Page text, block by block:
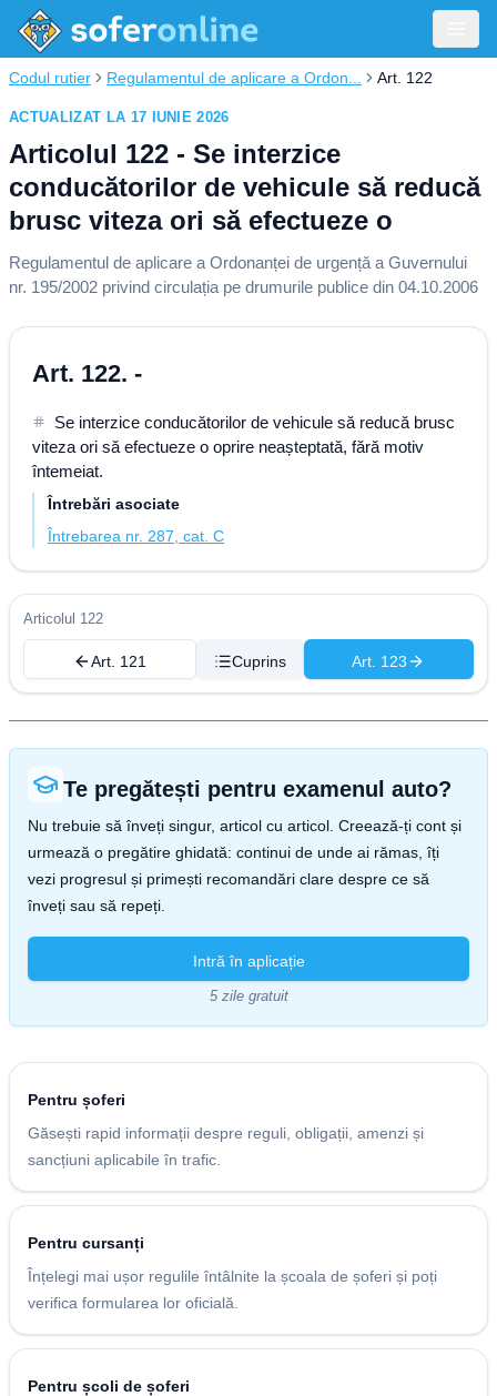
Codul rutier Regulamentul de aplicare a Ordon... Art. 122
ACTUALIZAT LA 17 IUNIE 2026
Articolul 122 - Se interzice
conducătorilor de vehicule să reducă
brusc viteza ori să efectueze o
Regulamentul de aplicare a Ordonanței de urgență a Guvernului
nr. 195/2002 privind circulația pe drumurile publice din 04.10.2006
Art. 122. -
Se interzice conducătorilor de vehicule să reducă brusc
viteza ori să efectueze o oprire neașteptată, fără motiv
întemeiat.
Întrebări asociate
Întrebarea nr. 287, cat. C
Articolul 122
Art. 121 Cuprins Art. 123
Te pregătești pentru examenul auto?
Nu trebuie să înveți singur, articol cu articol. Creează-ți cont și
urmează o pregătire ghidată: continui de unde ai rămas, îți
vezi progresul și primești recomandări clare despre ce să
înveți sau să repeți.
Intră în aplicație
5 zile gratuit
Pentru șoferi
Găsești rapid informații despre reguli, obligații, amenzi și
sancțiuni aplicabile în trafic.
Pentru cursanți
Înțelegi mai ușor regulile întâlnite la școala de șoferi și poți
verifica formularea lor oficială.
Pentru școli de șoferi